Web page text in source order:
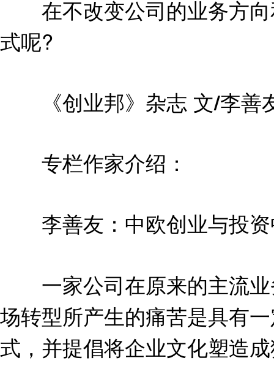
在不改变公司的业务方向
式呢?
《创业邦》杂志 文/李善
专栏作家介绍：
李善友：中欧创业与投资
一家公司在原来的主流业
场转型所产生的痛苦是具有
式，并提倡将企业文化塑造